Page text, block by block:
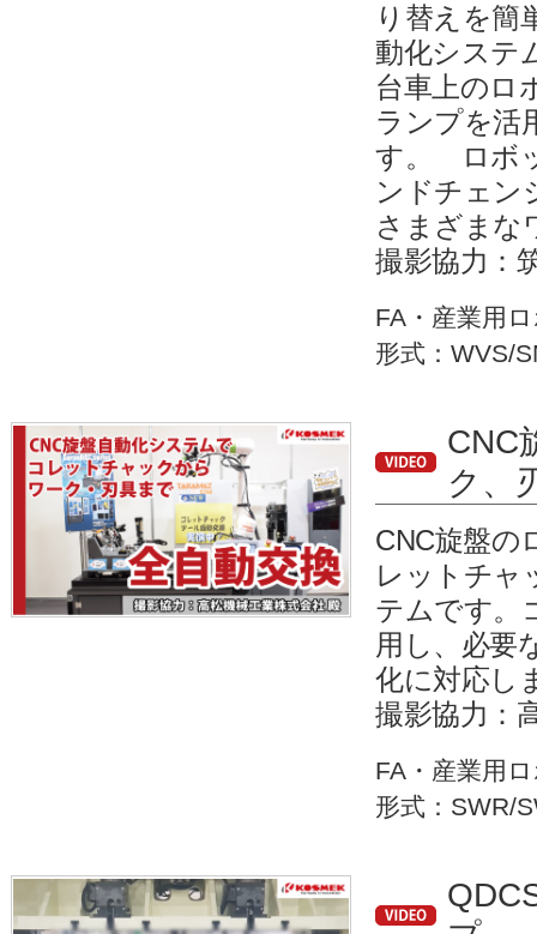
り替えを簡
動化システ
台車上のロ
ランプを活
す。 ロボ
ンドチェン
さまざまな
撮影協力：
FA・産業用
形式：WVS/
CNC
ク、
CNC旋盤の
レットチャ
テムです。
用し、必要
化に対応し
撮影協力：
FA・産業用
形式：SWR/